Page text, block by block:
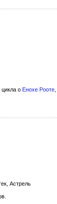
о Енохе Рооте
Астрель